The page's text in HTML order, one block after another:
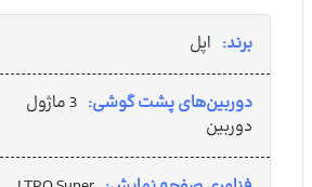
برند: اپل
دوربین‌های پشت گوشی:
3 ماژول
دوربین